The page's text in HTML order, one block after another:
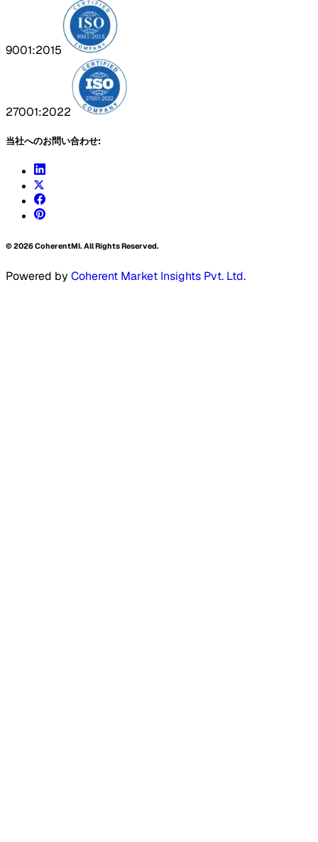
9001:2015
27001:2022
当社へのお問い合わせ:
©2026CoherentMI. All Rights Reserved.
Powered by Coherent Market Insights Pvt. Ltd.